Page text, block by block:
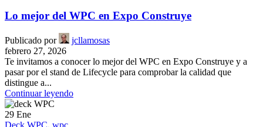
Lo mejor del WPC en Expo Construye
Publicado por
jcllamosas
febrero 27, 2026
Te invitamos a conocer lo mejor del WPC en Expo Construye y a
pasar por el stand de Lifecycle para comprobar la calidad que
distingue a...
Continuar leyendo
29 Ene